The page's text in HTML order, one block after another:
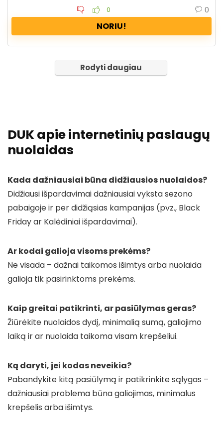
0 0
NORIU!
Rodyti daugiau
DUK apie internetinių paslaugų
nuolaidas
Kada dažniausiai būna didžiausios nuolaidos?
Didžiausi išpardavimai dažniausiai vyksta sezono
pabaigoje ir per didžiąsias kampanijas (pvz., Black
Friday ar Kalėdiniai išpardavimai).
Ar kodai galioja visoms prekėms?
Ne visada – dažnai taikomos išimtys arba nuolaida
galioja tik pasirinktoms prekėms.
Kaip greitai patikrinti, ar pasiūlymas geras?
Žiūrėkite nuolaidos dydį, minimalią sumą, galiojimo
laiką ir ar nuolaida taikoma visam krepšeliui.
Ką daryti, jei kodas neveikia?
Pabandykite kitą pasiūlymą ir patikrinkite sąlygas –
dažniausiai problema būna galiojimas, minimalus
krepšelis arba išimtys.